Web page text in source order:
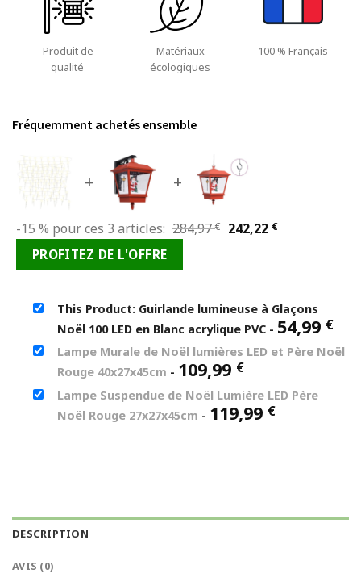
Produit de
qualité
Matériaux
écologiques
100 % Français
Fréquemment achetés ensemble
+ +
-15 % pour ces 3 articles: 284,97€
Le
284,97 €.
242,22 €Le
242,22 €.
PROFITEZ DE L'OFFRE
This Product: Guirlande lumineuse à Glaçons
Noël 100 LED en Blanc acrylique PVC - 54,99 €
Lampe Murale de Noël lumières LED et Père Noël
Rouge 40x27x45cm - 109,99 €
Lampe Suspendue de Noël Lumière LED Père
Noël Rouge 27x27x45cm - 119,99 €
DESCRIPTION
AVIS (0)